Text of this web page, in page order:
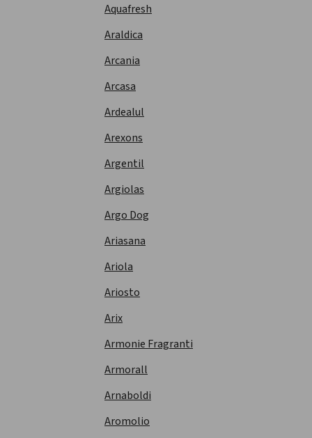
Aquafresh
Araldica
Arcania
Arcasa
Ardealul
Arexons
Argentil
Argiolas
Argo Dog
Ariasana
Ariola
Ariosto
Arix
Armonie Fragranti
Armorall
Arnaboldi
Aromolio